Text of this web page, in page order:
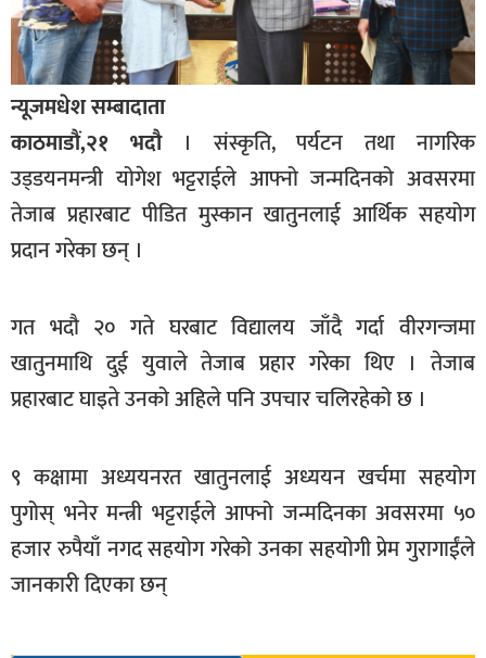
राष्ट्रिय
अन्तराष्ट्रिय
अन्तरबार्ता
खेलकुद
मनोरञ्जन
/
भिडियो
अन्य
शिक्षा
विचार
स्वास्थ्य
न्यूजमधेश सम्बादाता
काठमाडौं,२१ भदौ। संस्कृति, पर्यटन तथा नागरिक
उड्‌डयनमन्‍त्री योगेश भट्टराईले आफ्नो जन्मदिनको अवसरमा
तेजाब प्रहारबाट पीडित मुस्कान खातुनलाई आर्थिक सहयोग
प्रदान गरेका छन् ।
गत भदौ २० गते घरबाट विद्यालय जाँदै गर्दा वीरगन्जमा
खातुनमाथि दुई युवाले तेजाब प्रहार गरेका थिए । तेजाब
प्रहारबाट घाइते उनको अहिले पनि उपचार चलिरहेको छ ।
९ कक्षामा अध्ययनरत खातुनलाई अध्ययन खर्चमा सहयोग
पुगोस् भनेर मन्त्री भट्टराईले आफ्नो जन्मदिनका अवसरमा ५०
हजार रुपैयाँ नगद सहयोग गरेको उनका सहयोगी प्रेम गुरागाईंले
जानकारी दिएका छन्